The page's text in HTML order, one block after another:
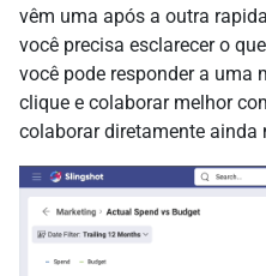
vêm uma após a outra
você precisa esclarecer o
você pode responder a uma
clique e colaborar melhor
colaborar diretamente